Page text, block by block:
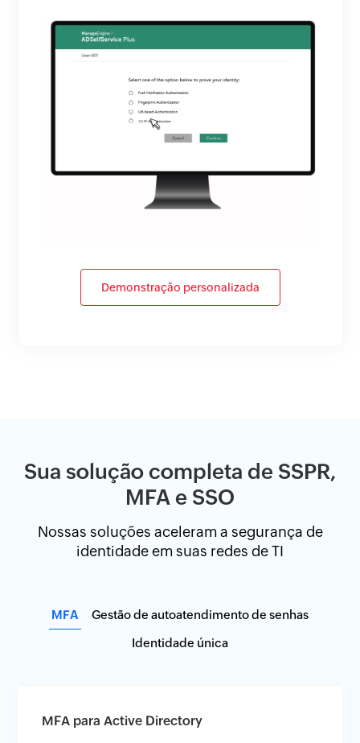
Demonstração personalizada
Sua solução completa de SSPR,
MFA e SSO
Nossas soluções aceleram a segurança de
identidade em suas redes de TI
MFA Gestão de autoatendimento de senhas
Identidade única
MFA para Active Directory